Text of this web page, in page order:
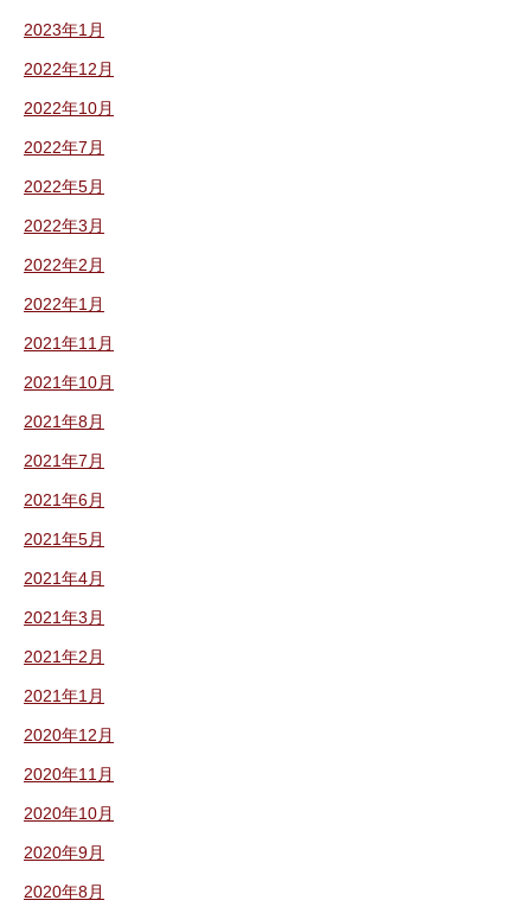
2023年1月
2022年12月
2022年10月
2022年7月
2022年5月
2022年3月
2022年2月
2022年1月
2021年11月
2021年10月
2021年8月
2021年7月
2021年6月
2021年5月
2021年4月
2021年3月
2021年2月
2021年1月
2020年12月
2020年11月
2020年10月
2020年9月
2020年8月